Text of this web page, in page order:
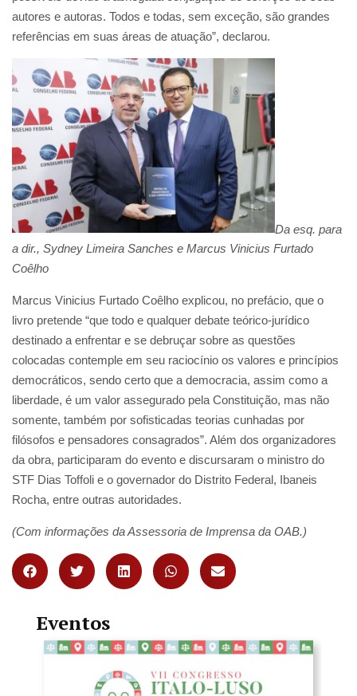
autores e autoras. Todos e todas, sem exceção, são grandes
referências em suas áreas de atuação”, declarou.
Da esq. para
a dir., Sydney Limeira Sanches e Marcus Vinicius Furtado
Coêlho
Marcus Vinicius Furtado Coêlho explicou, no prefácio, que o
livro pretende “que todo e qualquer debate teórico-jurídico
destinado a enfrentar e se debruçar sobre as questões
colocadas contemple em seu raciocínio os valores e princípios
democráticos, sendo certo que a democracia, assim como a
liberdade, é um valor assegurado pela Constituição, mas não
somente, também por sofisticadas teorias cunhadas por
filósofos e pensadores consagrados”. Além dos organizadores
da obra, participaram do evento e discursaram o ministro do
STF Dias Toffoli e o governador do Distrito Federal, Ibaneis
Rocha, entre outras autoridades.
(Com informações da Assessoria de Imprensa da OAB.)
Eventos